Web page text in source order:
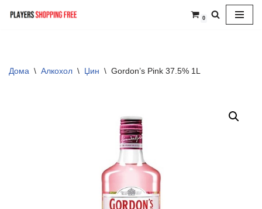
0
Дома \ Алкохол \ Џин \ Gordon’s Pink 37.5% 1L